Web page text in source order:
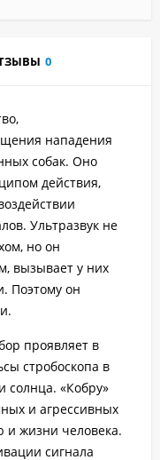
0
нападения
собак. Оно
действия,
Ультразвук не
но он
вызывает у них
Поэтому он
проявляет в
стробоскопа в
солнца. «Кобру»
и агрессивных
жизни человека.
сигнала